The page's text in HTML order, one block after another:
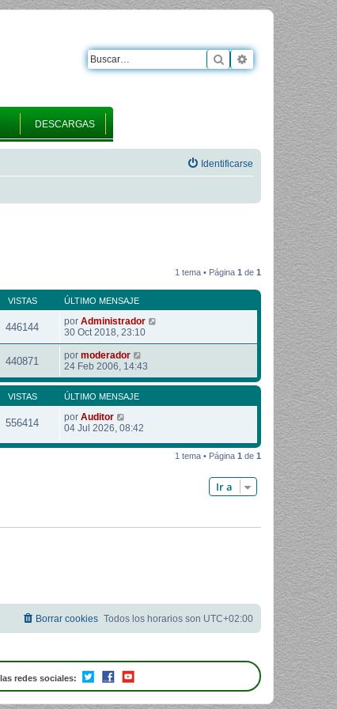
DESCARGAS
Buscar Búsqueda
Identificarse
1 tema • Página 1 de 1
VISTAS ÚLTIMO MENSAJE
446144 por Administrador
30 Oct 2018, 23:10
440871 por moderador
24 Feb 2006, 14:43
VISTAS ÚLTIMO MENSAJE
556414 por Auditor
04 Jul 2026, 08:42
1 tema • Página 1 de 1
Ir a
Todos los horarios son UTC+02:00
Borrar cookies
redes sociales: